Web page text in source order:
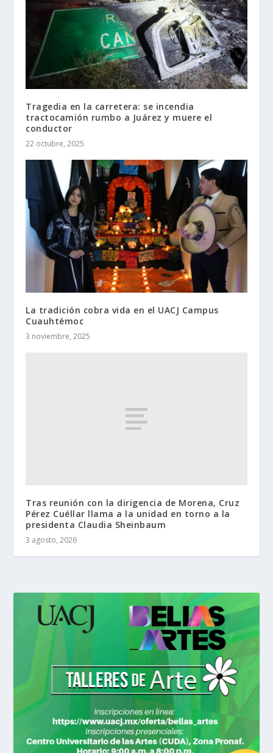
Tragedia en la carretera: se incendia
tractocamión rumbo a Juárez y muere el
conductor
22 octubre, 2025
La tradición cobra vida en el UACJ Campus
Cuauhtémoc
3 noviembre, 2025
Tras reunión con la dirigencia de Morena, Cruz
Pérez Cuéllar llama a la unidad en torno a la
presidenta Claudia Sheinbaum
3 agosto, 2026